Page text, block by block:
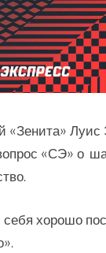
Луис
«СЭ» о
хорошо